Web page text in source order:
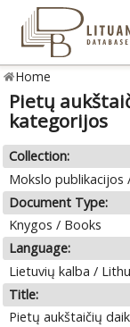
Home
Pietų
kategorijos
Collection:
Mokslo publikacijos
Document Type:
Knygos / Books
Language:
Lietuvių kalba /
Title:
Pietų aukštaičių